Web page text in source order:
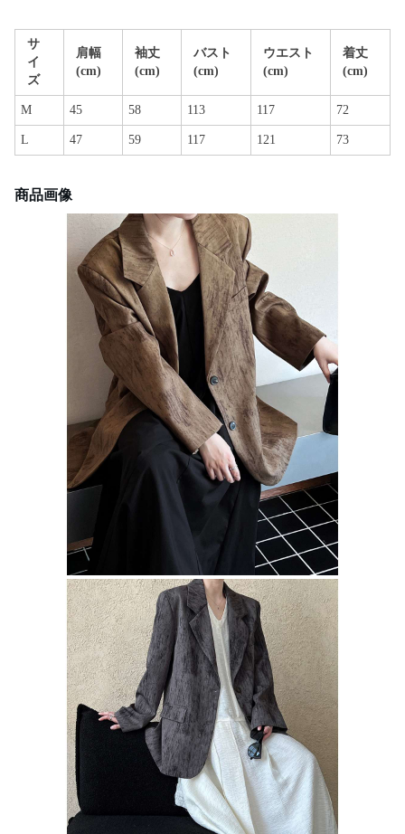
サ
イ
ズ
肩幅
(cm)
袖丈
(cm)
バスト
(cm)
ウエスト
(cm)
着丈
(cm)
M 45 58 113 117 72
L 47 59 117 121 73
商品画像